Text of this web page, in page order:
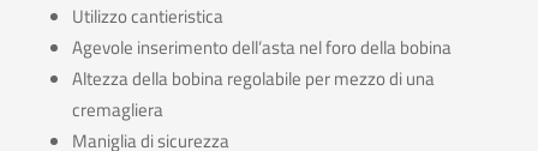
Utilizzo cantieristica
Agevole inserimento dell’asta nel foro della bobina
Altezza della bobina regolabile per mezzo di una
cremagliera
Maniglia di sicurezza